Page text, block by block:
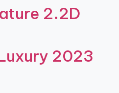
2.2D
2023